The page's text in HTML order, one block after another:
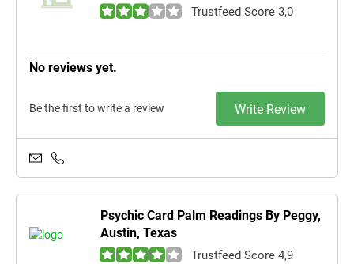
Trustfeed Score 3,0
No reviews yet.
Be the first to write a review Write Review
Psychic Card Palm Readings By Peggy,
Austin, Texas
Trustfeed Score 4,9